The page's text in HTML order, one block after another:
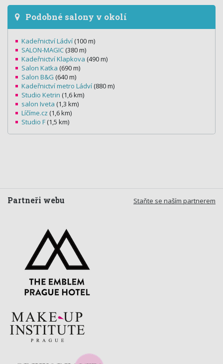
Podobné salony v okolí
Kadeřnictví Ládví (100 m)
SALON-MAGIC (380 m)
Kadeřnictví Klapkova (490 m)
Salon Katka (690 m)
Salon B&G (640 m)
Kadeřnictví metro Ládví (880 m)
Studio Ketrin (1,6 km)
salon Iveta (1,3 km)
Líčíme.cz (1,6 km)
Studio F (1,5 km)
Staňte se naším partnerem
Partneři webu